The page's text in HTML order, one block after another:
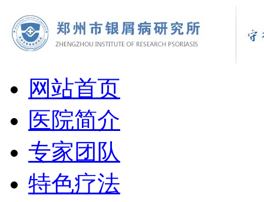
网站首页
医院简介
专家团队
特色疗法